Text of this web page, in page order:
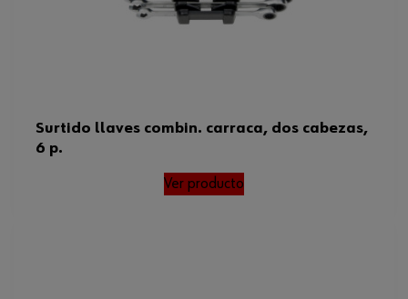
Surtido llaves combin. carraca, dos cabezas,
6 p.
Ver producto